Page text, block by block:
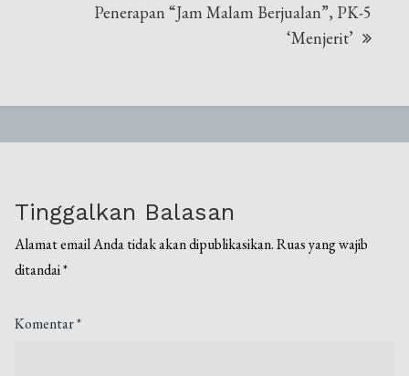
Penerapan “Jam Malam Berjualan”, PK-5
‘Menjerit’
Tinggalkan Balasan
Alamat email Anda tidak akan dipublikasikan. Ruas yang wajib
ditandai*
Komentar*